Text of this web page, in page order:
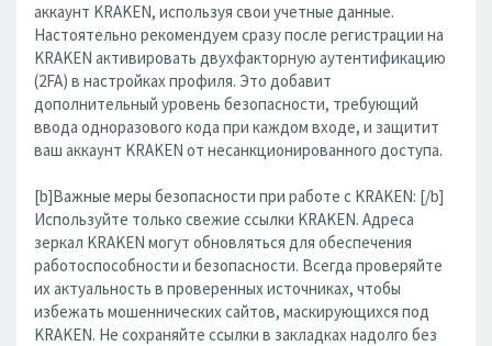
аккаунт KRAKEN, используя свои учетные данные.
Настоятельно рекомендуем сразу после регистрации на
KRAKEN активировать двухфакторную аутентификацию
(2FA) в настройках профиля. Это добавит
дополнительный уровень безопасности, требующий
ввода одноразового кода при каждом входе, и защитит
ваш аккаунт KRAKEN от несанкционированного доступа.
[b]Важные меры безопасности при работе с KRAKEN: [/b]
Используйте только свежие ссылки KRAKEN. Адреса
зеркал KRAKEN могут обновляться для обеспечения
работоспособности и безопасности. Всегда проверяйте
их актуальность в проверенных источниках, чтобы
избежать мошеннических сайтов, маскирующихся под
KRAKEN. Не сохраняйте ссылки в закладках надолго без